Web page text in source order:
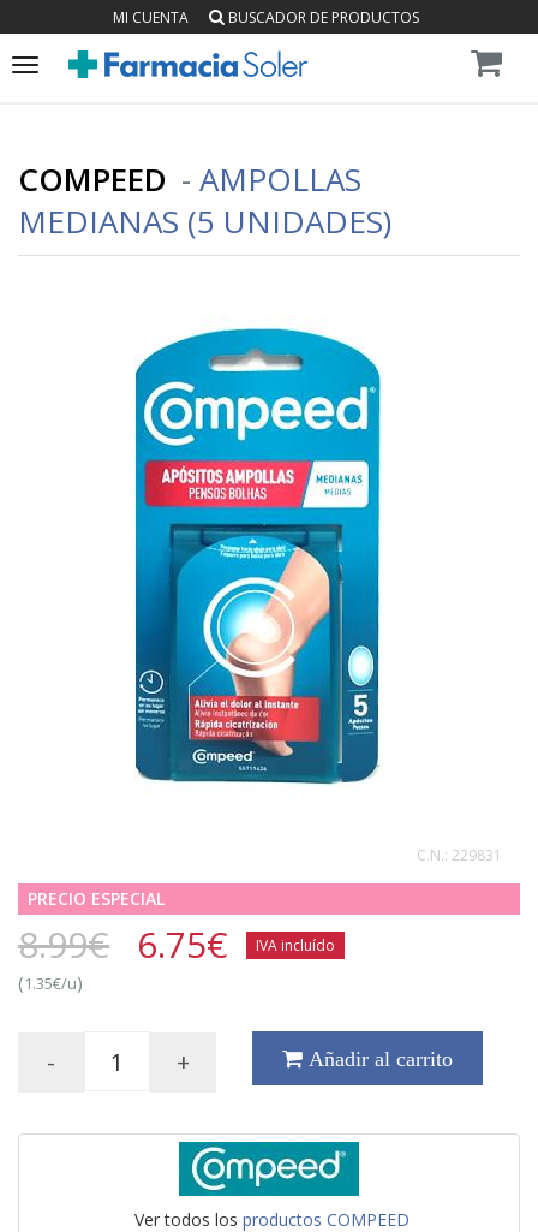
MI CUENTA BUSCADOR DE PRODUCTOS
Toggle
COMPEED - AMPOLLAS
MEDIANAS (5 UNIDADES)
C.N.: 229831
PRECIO ESPECIAL
8.99€ 6.75€ IVA incluído
(1.35€/u)
- + Añadir al carrito
Ver todos los productos COMPEED